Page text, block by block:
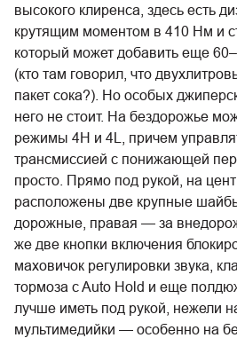
высокого клиренса, здесь есть
крутящим моментом в 410 Нм и
который может добавить еще
(кто там говорил, что
пакет сока?). Но особых
него не стоит. На бездорожье
режимы 4H и 4L, причем
трансмиссией с понижающей
просто. Прямо под рукой, на
расположены две крупные
дорожные, правая — за
же две кнопки включения
маховичок регулировки звука,
тормоза c Auto Hold и еще
лучше иметь под рукой, нежели
мультимедийки — особенно на